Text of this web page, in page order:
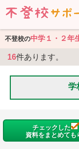
不登校の中学１・２年
16件あります。
学
チェックした
資料をまとめても